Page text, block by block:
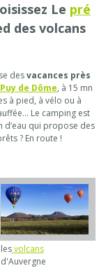
Le pré
des volcans
desvacances près
Puy de Dôme, à 15 mn
à pied, à vélo ou à
Le camping est
d’eau qui propose des
? En route !
lesvolcans
d'Auvergne